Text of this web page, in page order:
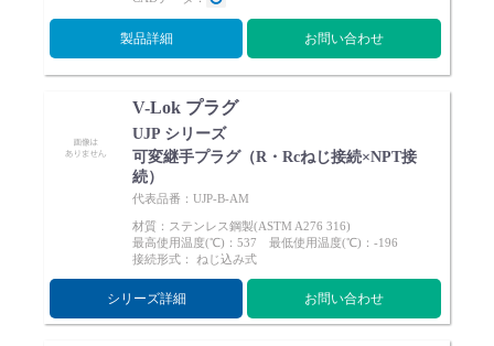
製品詳細 お問い合わせ
V-Lok プラグ
UJP シリーズ
可変継手プラグ（R・Rcねじ接続×NPT接
続）
代表品番：UJP-B-AM
材質：ステンレス鋼製(ASTM A276 316)
最高使用温度(℃)：537 最低使用温度(℃)：-196
接続形式： ねじ込み式
シリーズ詳細 お問い合わせ